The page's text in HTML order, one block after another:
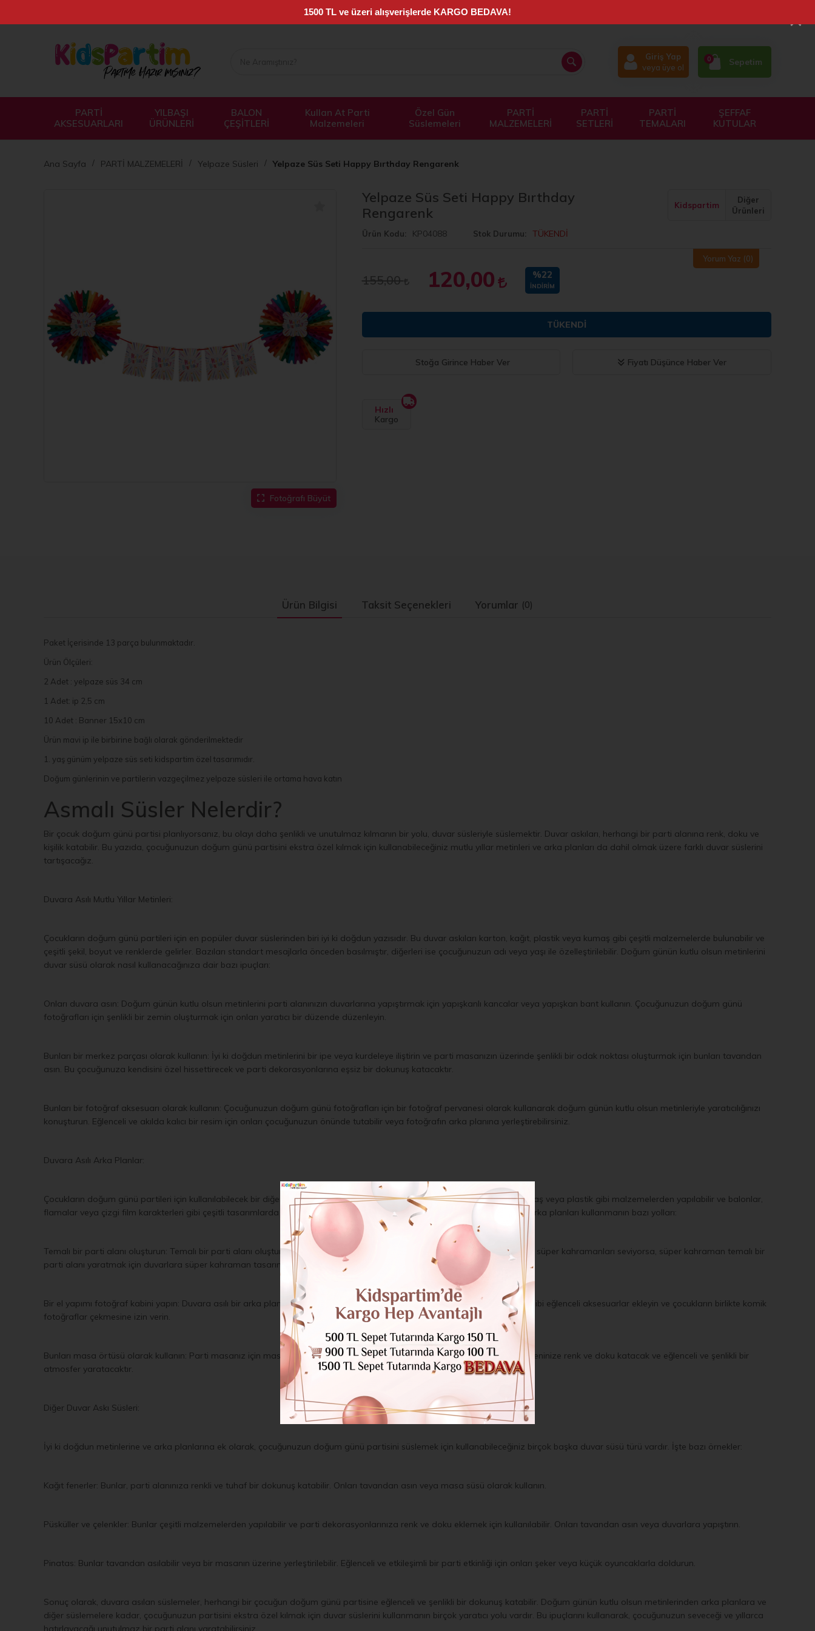
Giriş Yap
veya üye ol
0 Sepetim
PARTİ
AKSESUARLARI
YILBAŞI
ÜRÜNLERİ
BALON
ÇEŞİTLERİ
Kullan At Parti
Malzemeleri
Özel Gün
Süslemeleri
PARTİ
MALZEMELERİ
PARTİ
SETLERİ
PARTİ
TEMALARI
ŞEFFAF
KUTULAR
Ana Sayfa PARTİ MALZEMELERİ Yelpaze Süsleri Yelpaze Süs Seti Happy Bırthday Rengarenk
Fotoğrafı Büyüt
Yelpaze Süs Seti Happy Bırthday
Rengarenk
Kidspartim
Diğer
Ürünleri
Ürün Kodu KP04088 Stok Durumu TÜKENDİ
Yorum Yaz (0)
155,00 120,00 %22
İNDIRIM
TÜKENDI
Stoğa Girince Haber Ver Fiyatı Düşünce Haber Ver
Hızlı
Kargo
Ürün Bilgisi Taksit Seçenekleri Yorumlar (0)
Paket İçerisinde 13 parça bulunmaktadır.
Ürün Ölçüleri:
2 Adet : yelpaze süs 34 cm
1 Adet: ip 2,5 cm
10 Adet : Banner 15x10 cm
Ürün mavi ip ile birbirine bağlı olarak gönderilmektedir
1. yaş günüm yelpaze süs seti kidspartim özel tasarımıdır.
Doğum günlerinin ve partilerin vazgeçilmez yelpaze süsleri ile ortama hava katın
Asmalı Süsler Nelerdir?
Bir çocuk doğum günü partisi planlıyorsanız, bu olayı daha şenlikli ve unutulmaz kılmanın bir yolu, duvar süsleriyle süslemektir. Duvar askıları, herhangi bir parti alanına renk, doku ve
kişilik katabilir. Bu yazıda, çocuğunuzun doğum günü partisini ekstra özel kılmak için kullanabileceğiniz mutlu yıllar metinleri ve arka planları da dahil olmak üzere farklı duvar süslerini
tartışacağız.
Duvara Asılı Mutlu Yıllar Metinleri:
Çocukların doğum günü partileri için en popüler duvar süslerinden biri iyi ki doğdun yazısıdır. Bu duvar askıları karton, kağıt, plastik veya kumaş gibi çeşitli malzemelerde bulunabilir ve
çeşitli şekil, boyut ve renklerde gelirler. Bazıları standart mesajlarla önceden basılmıştır, diğerleri ise çocuğunuzun adı veya yaşı ile özelleştirilebilir. Doğum günün kutlu olsun metinlerini
duvar süsü olarak nasıl kullanacağınıza dair bazı ipuçları:
Onları duvara asın: Doğum günün kutlu olsun metinlerini parti alanınızın duvarlarına yapıştırmak için yapışkanlı kancalar veya yapışkan bant kullanın. Çocuğunuzun doğum günü
fotoğrafları için şenlikli bir zemin oluşturmak için onları yaratıcı bir düzende düzenleyin.
Bunları bir merkez parçası olarak kullanın: İyi ki doğdun metinlerini bir ipe veya kurdeleye iliştirin ve parti masanızın üzerinde şenlikli bir odak noktası oluşturmak için bunları tavandan
asın. Bu çocuğunuza kendisini özel hissettirecek ve parti dekorasyonlarına eşsiz bir dokunuş katacaktır.
Bunları bir fotoğraf aksesuarı olarak kullanın: Çocuğunuzun doğum günü fotoğrafları için bir fotoğraf pervanesi olarak kullanarak doğum günün kutlu olsun metinleriyle yaratıcılığınızı
konuşturun. Eğlenceli ve akılda kalıcı bir resim için onları çocuğunuzun önünde tutabilir veya fotoğrafın arka planına yerleştirebilirsiniz.
Duvara Asılı Arka Planlar:
Çocukların doğum günü partileri için kullanılabilecek bir diğer duvar süsü türü de fondur. Duvara asılı arka planlar kağıt, kumaş veya plastik gibi malzemelerden yapılabilir ve balonlar,
flamalar veya çizgi film karakterleri gibi çeşitli tasarımlarda olabilir. İşte çocuğunuzun doğum günü partisinde duvara asılı arka planları kullanmanın bazı yolları:
Temalı bir parti alanı oluşturun: Temalı bir parti alanı oluşturmak için duvarda asılı arka planlar kullanın. Örneğin, çocuğunuz süper kahramanları seviyorsa, süper kahraman temalı bir
parti alanı yaratmak için duvarlara süper kahraman tasarımlı arka planlar asın.
Bir el yapımı fotoğraf kabini yapın: Duvara asılı bir arka plan ekleyerek bir el yapımı fotoğraf kabini kurun. Şapka ve gözlük gibi eğlenceli aksesuarlar ekleyin ve çocukların birlikte komik
fotoğraflar çekmesine izin verin.
Bunları masa örtüsü olarak kullanın: Parti masanız için masa örtüsü olarak duvara asılı bir arka plan kullanın. Bu, sofra düzeninize renk ve doku katacak ve eğlenceli ve şenlikli bir
atmosfer yaratacaktır.
Diğer Duvar Askı Süsleri:
İyi ki doğdun metinlerine ve arka planlarına ek olarak, çocuğunuzun doğum günü partisini süslemek için kullanabileceğiniz birçok başka duvar süsü türü vardır. İşte bazı örnekler:
Kağıt fenerler: Bunlar, parti alanınıza renkli ve tuhaf bir dokunuş katabilir. Onları tavandan asın veya masa süsü olarak kullanın.
Püsküller ve çelenkler: Bunlar çeşitli malzemelerden yapılabilir ve parti dekorasyonlarınıza renk ve doku eklemek için kullanılabilir. Onları tavandan asın veya duvarlara yapıştırın.
Pinatas: Bunlar tavandan asılabilir veya bir masanın üzerine yerleştirilebilir. Eğlenceli ve etkileşimli bir parti etkinliği için onları şeker veya küçük oyuncaklarla doldurun.
Sonuç olarak, duvara asılan süslemeler, herhangi bir çocuğun doğum günü partisine eğlenceli ve şenlikli bir dokunuş katabilir. Doğum günün kutlu olsun metinlerinden arka planlara ve
diğer süslemelere kadar, çocuğunuzun partisini ekstra özel kılmak için duvar süslerini kullanmanın birçok yaratıcı yolu vardır. Bu ipuçlarını kullanarak, çocuğunuzun seveceği ve yıllarca
hatırlayacağı unutulmaz bir parti alanı yaratabilirsiniz.
×